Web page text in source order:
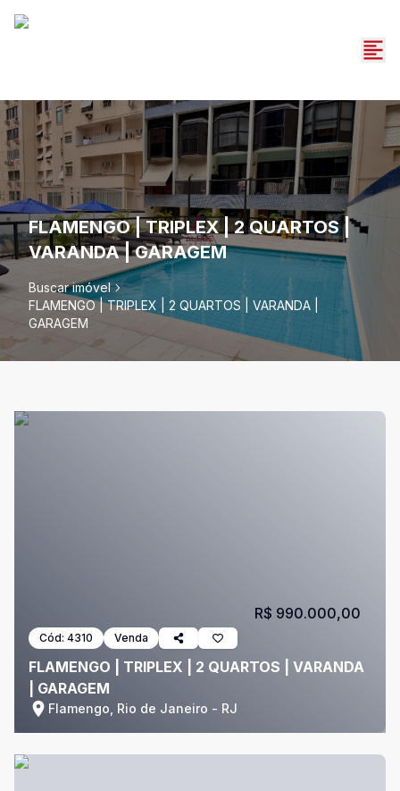
FLAMENGO | TRIPLEX | 2 QUARTOS |
VARANDA | GARAGEM
Buscar imóvel
FLAMENGO | TRIPLEX | 2 QUARTOS | VARANDA |
GARAGEM
Cód: 4310 Venda
FLAMENGO | TRIPLEX | 2 QUARTOS | VARANDA
| GARAGEM
Flamengo, Rio de Janeiro - RJ
R$ 990.000,00